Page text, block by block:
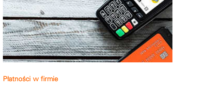
Płatności w firmie